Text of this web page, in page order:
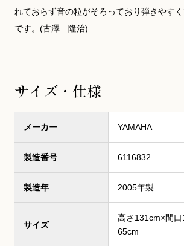
れておらず音の粒がそろっており弾きやす
です。(古澤 隆治)
サイズ・仕様
メーカー YAMAHA
製造番号 6116832
製造年 2005年製
サイズ
高さ131cm×間
65cm